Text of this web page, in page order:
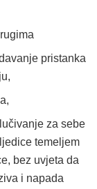
pristanka
za sebe
temeljem
bez uvjeta da
i napada